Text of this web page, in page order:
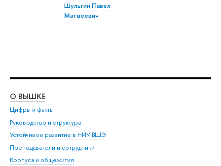
Шульгин Павел
Матвеевич
О ВЫШКЕ
Цифры и факты
Руководство и структура
Устойчивое развитие в НИУ ВШЭ
Преподаватели и сотрудники
Корпуса и общежития